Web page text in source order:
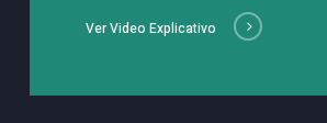
Ver Video Explicativo